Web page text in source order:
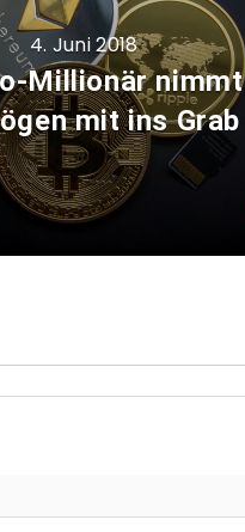
4. Juni 2018
Millionär nimmt
mit ins Grab